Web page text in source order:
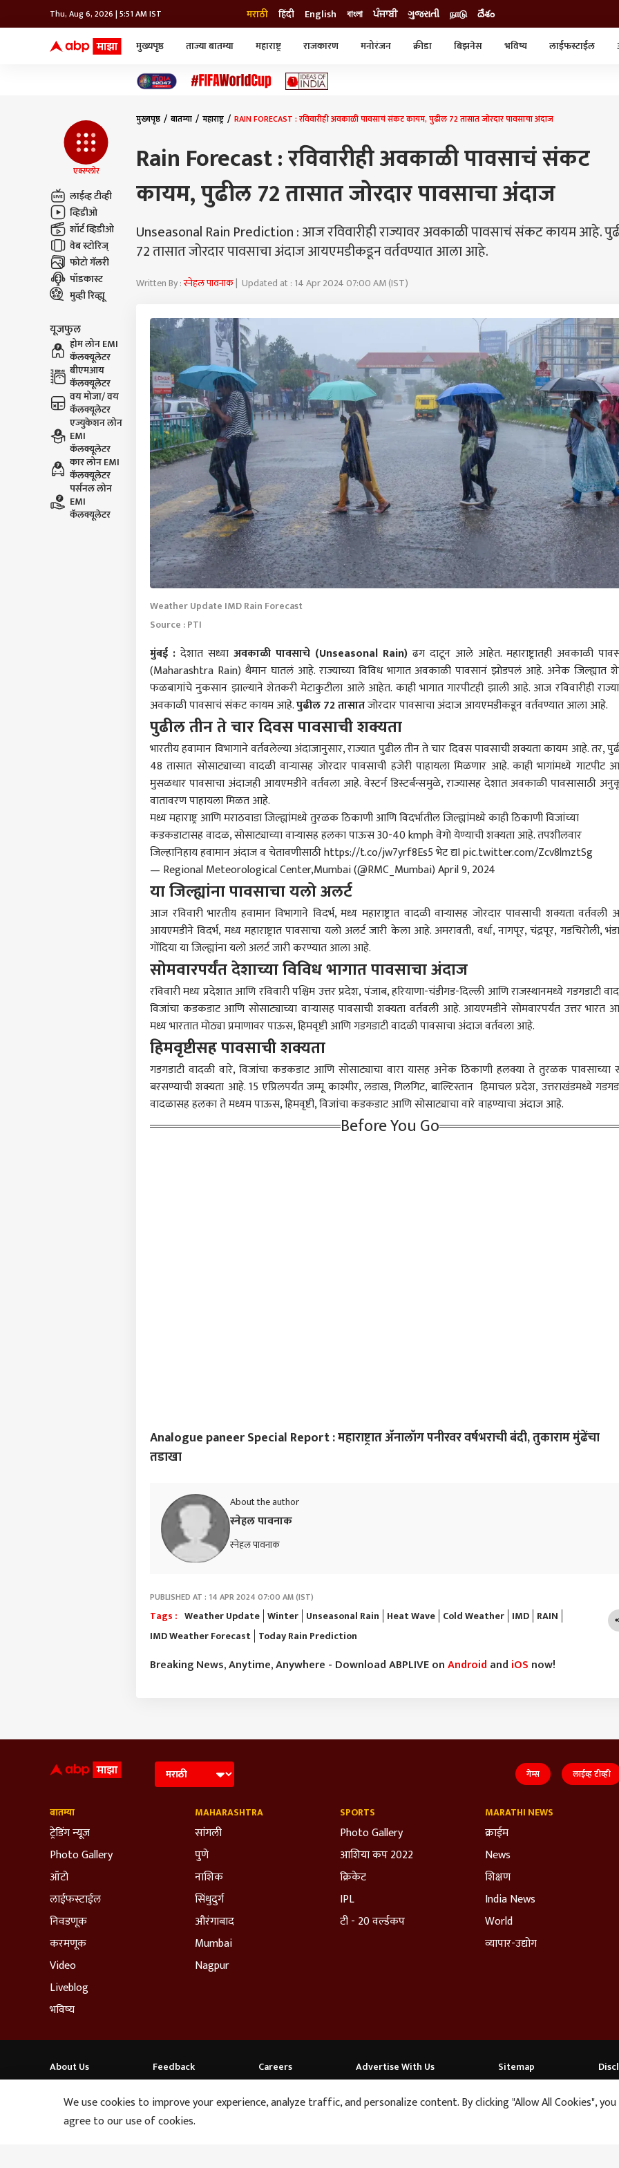
Thu, Aug 6, 2026 | 5:51 AM IST मराठी हिंदी English বাংলা ਪੰਜਾਬੀ ગુજરાતી நாடு దేశం
मुख्यपृष्ठ ताज्या बातम्या महाराष्ट्र राजकारण मनोरंजन क्रीडा बिझनेस भविष्य लाईफस्टाईल
कोल्हापूर
नवी मुंबई
अमरावती
अकोला
एक्स्प्लोर
लाईव्ह टीव्ही
व्हिडीओ
शॉर्ट व्हिडीओ
वेब स्टोरिज्
फोटो गॅलरी
पॉडकास्ट
मुव्ही रिव्ह्यू
यूजफुल
होम लोन EMI
कॅलक्यूलेटर
बीएमआय
कॅलक्यूलेटर
वय मोजा/ वय
कॅलक्यूलेटर
एज्युकेशन लोन
EMI
कॅलक्यूलेटर
कार लोन EMI
कॅलक्यूलेटर
पर्सनल लोन
EMI
कॅलक्यूलेटर
मुख्यपृष्ठ बातम्या महाराष्ट्र RAIN FORECAST : रविवारीही अवकाळी पावसाचं संकट कायम, पुढील 72 तासात जोरदार पावसाचा अंदाज
Rain Forecast : रविवारीही अवकाळी पावसाचं संकट
कायम, पुढील 72 तासात जोरदार पावसाचा अंदाज
Unseasonal Rain Prediction : आज रविवारीही राज्यावर अवकाळी पावसाचं संकट कायम आहे.
72 तासात जोरदार पावसाचा अंदाज आयएमडीकडून वर्तवण्यात आला आहे.
Written By :स्नेहल पावनाक| Updated at : 14 Apr 2024 07:00 AM (IST)
Weather Update IMD Rain Forecast
Source : PTI
मुंबई : देशात सध्या अवकाळी पावसाचे (Unseasonal Rain) ढग दाटून आले आहेत. महाराष्ट्रातही अवकाळी
(Maharashtra Rain) थैमान घातलं आहे. राज्याच्या विविध भागात अवकाळी पावसानं झोडपलं आहे. अनेक जिल्ह्यात
फळबागांचे नुकसान झाल्याने शेतकरी मेटाकुटीला आले आहेत. काही भागात गारपीटही झाली आहे. आज रविवारीही
अवकाळी पावसाचं संकट कायम आहे.पुढील 72 तासातजोरदार पावसाचा अंदाज आयएमडीकडून वर्तवण्यात आला आहे.
पुढील तीन ते चार दिवस पावसाची शक्यता
भारतीय हवामान विभागाने वर्तवलेल्या अंदाजानुसार, राज्यात पुढील तीन ते चार दिवस पावसाची शक्यता कायम आहे. तर,
48 तासात सोसाट्याच्या वादळी वाऱ्यासह जोरदार पावसाची हजेरी पाहायला मिळणार आहे. काही भागांमध्ये गाटपीट
मुसळधार पावसाचा अंदाजही आयएमडीने वर्तवला आहे. वेस्टर्न डिस्टर्बन्समुळे, राज्यासह देशात अवकाळी पावसासाठी
वातावरण पाहायला मिळत आहे.
मध्य महाराष्ट्र आणि मराठवाडा जिल्ह्यांमध्ये तुरळक ठिकाणी आणि विदर्भातील जिल्ह्यांमध्ये काही ठिकाणी विजांच्या
कडकडाटासह वादळ, सोसाट्याच्या वाऱ्यासह हलका पाऊस 30-40 kmph वेगाे येण्याची शक्यता आहे. तपशीलवार
जिल्हानिहाय हवामान अंदाज व चेतावणीसाठीhttps://t.co/jw7yrf8Es5भेट द्यIpic.twitter.com/Zcv8lmztSg
— Regional Meteorological Center,Mumbai (@RMC_Mumbai)April 9, 2024
या जिल्ह्यांना पावसाचा यलो अलर्ट
आज रविवारी भारतीय हवामान विभागाने विदर्भ, मध्य महाराष्ट्रात वादळी वाऱ्यासह जोरदार पावसाची शक्यता वर्तवली
आयएमडीने विदर्भ, मध्य महाराष्ट्रात पावसाचा यलो अलर्ट जारी केला आहे.अमरावती, वर्धा,नागपूर, चंद्रपूर, गडचिरोली,
गोंदियाया जिल्ह्यांना यलो अलर्ट जारी करण्यात आला आहे.
सोमवारपर्यंत देशाच्या विविध भागात पावसाचा अंदाज
रविवारी मध्य प्रदेशात आणि रविवारी पश्चिम उत्तर प्रदेश, पंजाब, हरियाणा-चंडीगड-दिल्ली आणि राजस्थानमध्ये गडगडाटी
विजांचा कडकडाट आणि सोसाट्याच्या वाऱ्यासह पावसाची शक्यता वर्तवली आहे. आयएमडीने सोमवारपर्यंत उत्तर भारत
मध्य भारतात मोठ्या प्रमाणावर पाऊस, हिमवृष्टी आणि गडगडाटी वादळी पावसाचा अंदाज वर्तवला आहे.
हिमवृष्टीसह पावसाची शक्यता
गडगडाटी वादळी वारे, विजांचा कडकडाट आणि सोसाट्याचा वारा यासह अनेक ठिकाणी हलक्या ते तुरळक पावसाच्या
बरसण्याची शक्यता आहे. 15 एप्रिलपर्यंत जम्मू काश्मीर, लडाख, गिलगिट, बाल्टिस्तान हिमाचल प्रदेश, उत्तराखंडमध्ये
वादळासह हलका ते मध्यम पाऊस, हिमवृष्टी, विजांचा कडकडाट आणि सोसाट्याचा वारे वाहण्याचा अंदाज आहे.
Before You Go
Analogue paneer Special Report : महाराष्ट्रात ॲनालॉग पनीरवर वर्षभराची बंदी, तुकाराम मुंढेंचा
तडाखा
About the author
स्नेहल पावनाक
स्नेहल पावनाक
PUBLISHED AT : 14 APR 2024 07:00 AM (IST)
Tags : Weather Update Winter Unseasonal Rain Heat Wave Cold Weather IMD RAIN
IMD Weather Forecast Today Rain Prediction
Breaking News, Anytime, Anywhere - Download ABPLIVE onAndroid and iOS now!
Up Next
कुठल्याही वैद्यकीय मदतीविना महिलेनं
हॅलो गेस्ट
आमच्यासोबत जाहिरात करा
प्रायव्हसी पॉलिसी
संपर्क साधा
करिअर
फीडबॅक
आमच्याबद्दल
पर्सनल कॉर्नर
टॉप आर्टिकल टॉप रील्स
भारत
Old Monk सह इतर दारू
आणि खाद्यपेये FSSAIच्या
निशाण्यावर का आहेत? देशभर
धडक कारवाई
महाराष्ट्र
म्हाडाच्या प्रलंबित गृहनिर्माण
प्रकल्पांना तातडीने गती द्या;
उपमुख्यमंत्री सुनेत्रा पवार यांचे
निर्देश
अहिल्यानगर
'एबीपी माझा' इम्पॅक्ट;
बिबट्यासह पिल्लांचा वावर,
वन अधिकारी थेट वावरात;
बिबटे जेरबंद करण्यासाठी
राजकारण करमणूक कोल्हापूर
गेम्स लाईव्ह टीव्ही
बातम्या
ट्रेडिंग न्यूज
Photo Gallery
ऑटो
लाईफस्टाईल
निवडणूक
करमणूक
Video
Liveblog
भविष्य
MAHARASHTRA
सांगली
पुणे
नाशिक
सिंधुदुर्ग
औरंगाबाद
Mumbai
Nagpur
SPORTS
Photo Gallery
आशिया कप 2022
क्रिकेट
IPL
टी - 20 वर्ल्डकप
MARATHI NEWS
क्राईम
News
शिक्षण
India News
World
व्यापार-उद्योग
About Us Feedback Careers Advertise With Us Sitemap
ABP Network
ABP Live ABP न्यूज़
We use cookies to improve your experience, analyze traffic, and personalize content. By clicking "Allow All Cookies", you
agree to our use of cookies.